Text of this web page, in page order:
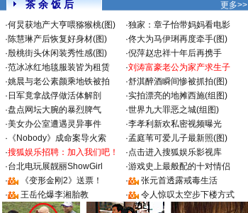
茶 余 饭 后
更多>>
·何炅获地产大亨喂猕猴桃(图) ·独家：章子怡带妈妈看电影
·陈慧琳产后恢复好身材(图) ·佟大为马伊琍再度牵手(图)
·殷桃街头休闲装秀性感(图) ·倪萍赵忠祥十年后再携手
·范冰冰红地毯服装皆为租赁 ·刘涛富豪老公为家产求生子
·姚晨与老公素颜乘地铁被拍 ·舒淇醉酒瞬间惨被抓拍(图)
· 日军竟拿战俘做活体解剖 ·实拍漂亮的地摊西施(组图)
·盘点网坛大腕的暴烈脾气 ·世界九大罪恶之城(组图)
·美女办公室遭遇灵异事件 ·李孝利新欢私密视频曝光
· 《Nobody》成命案导火索 ·孟庭苇可爱儿子最新照(图)
·搜狐娱乐招聘：加入我们吧！ ·点击进入搜狐娱乐影视库
·台北电玩展靓丽ShowGirl ·游戏史上最般配的十对情侣
·
《变形金刚2》送票！ ·
张元首透露戒毒生活
·
王岳伦爆李湘胎教 · 令人惊叹太空步下楼方式